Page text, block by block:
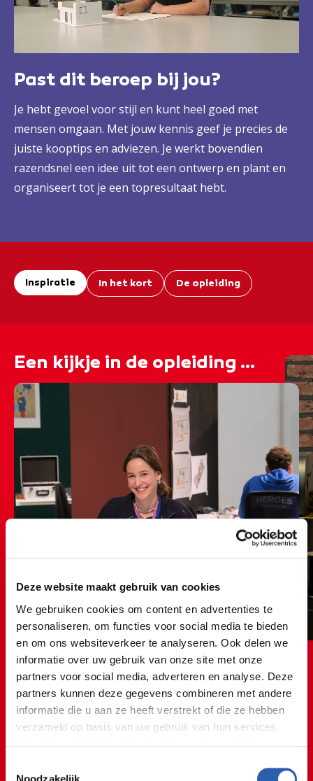
Deze website maakt gebruik van cookies
We gebruiken cookies om content en advertenties te
personaliseren, om functies voor social media te bieden
en om ons websiteverkeer te analyseren. Ook delen we
informatie over uw gebruik van onze site met onze
partners voor social media, adverteren en analyse. Deze
partners kunnen deze gegevens combineren met andere
informatie die u aan ze heeft verstrekt of die ze hebben
verzameld op basis van uw gebruik van hun services.
We werken samen met die uw gegevens
Past dit beroep bij jou?
Je hebt gevoel voor stijl en kunt heel goed met
mensen omgaan. Met jouw kennis geef je precies de
juiste kooptips en adviezen. Je werkt bovendien
razendsnel een idee uit tot een ontwerp en plant en
organiseert tot je een topresultaat hebt.
Inspiratie In het kort De opleiding
Een kijkje in de opleiding ...